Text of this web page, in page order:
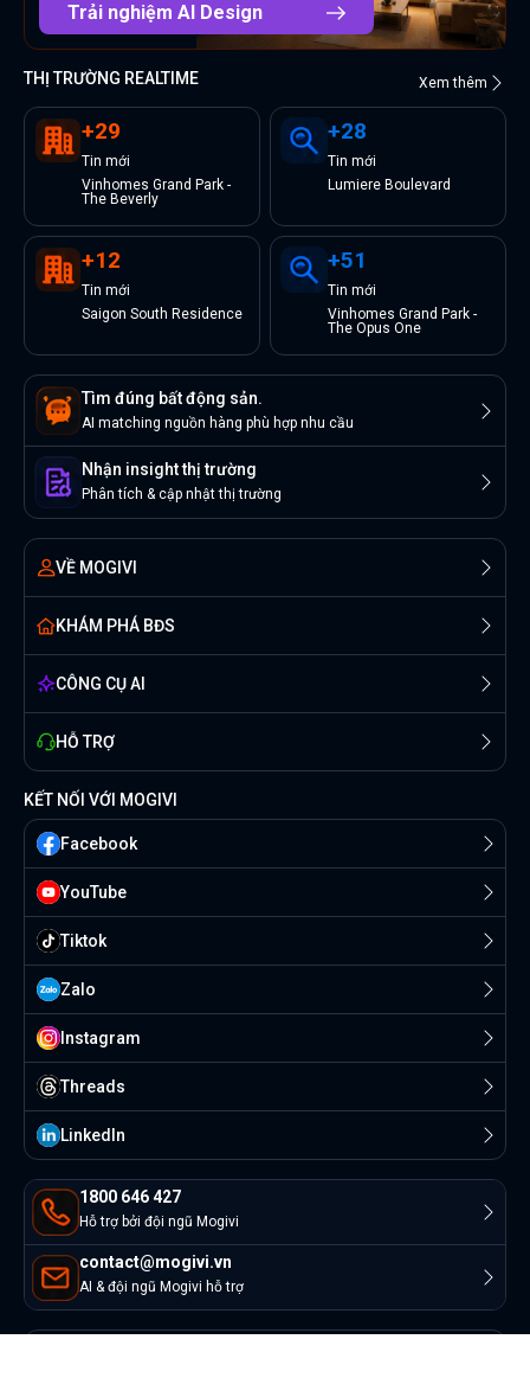
Trải nghiệm AI Design
THỊ TRƯỜNG REALTIME Xem thêm
+29
Tin mới
Vinhomes Grand Park -
The Beverly
+28
Tin mới
Lumiere Boulevard
+12
Tin mới
Saigon South Residence
+51
Tin mới
Vinhomes Grand Park -
The Opus One
Tìm đúng bất động sản.
AI matching nguồn hàng phù hợp nhu cầu
Nhận insight thị trường
Phân tích & cập nhật thị trường
VỀ MOGIVI
KHÁM PHÁ BĐS
CÔNG CỤ AI
HỖ TRỢ
1800 646 427
Hỗ trợ bởi đội ngũ Mogivi
contact@mogivi.vn
AI & đội ngũ Mogivi hỗ trợ
KẾT NỐI VỚI MOGIVI
Facebook
YouTube
Tiktok
Zalo
Instagram
Threads
Linkedln